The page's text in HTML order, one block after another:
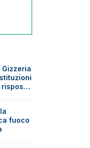
Gizzeria
fuoco